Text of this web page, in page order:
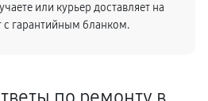
или курьер доставляет на
гарантийным бланком.